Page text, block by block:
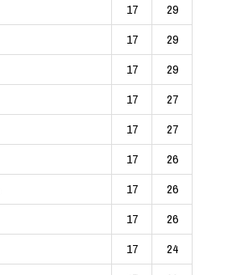
17
29
17
29
17
29
17
27
17
27
17
26
17
26
17
26
17
24